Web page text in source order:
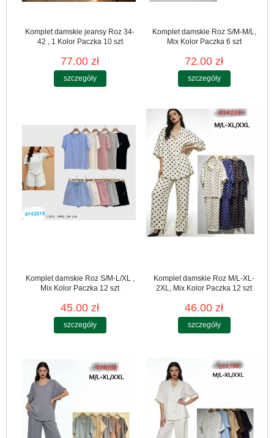
Komplet damskie jeansy Roz 34-
42 , 1 Kolor Paczka 10 szt
77.00 zł
szczegóły
Komplet damskie Roz S/M-M/L,
Mix Kolor Paczka 6 szt
72.00 zł
szczegóły
Komplet damskie Roz S/M-L/XL ,
Mix Kolor Paczka 12 szt
45.00 zł
szczegóły
Komplet damskie Roz M/L-XL-
2XL, Mix Kolor Paczka 12 szt
46.00 zł
szczegóły